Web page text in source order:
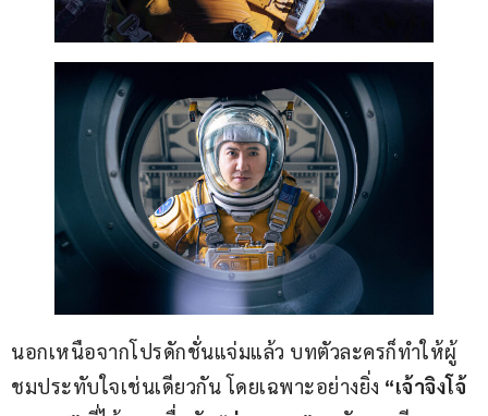
นอกเหนือจากโปรดักชั่นแจ่มแล้ว บทตัวละครก็ทำให้ผู้
ชมประทับใจเช่นเดียวกัน โดยเฉพาะอย่างยิ่ง “เจ้าจิงโจ้